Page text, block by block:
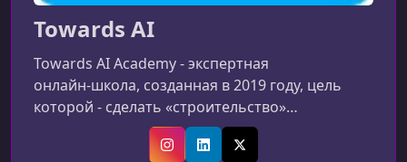
Towards AI
Towards AI Academy - экспертная
онлайн‑школа, созданная в 2019 году, цель
которой - сделать «строительство»
приложений с помощью ИИ доступным
каждому. Наша миссия - свести воедино
InstagramLinkedInX (Twitter)